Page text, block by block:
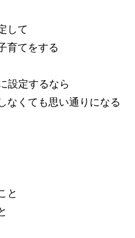
して
育てをする
設定するなら
なくても思い通りになる
と